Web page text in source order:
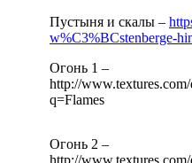
Пустыня и скалы –
w%C3%BCstenberge-
Огонь 1 –
http://
q=Flames
Огонь 2 –
http://